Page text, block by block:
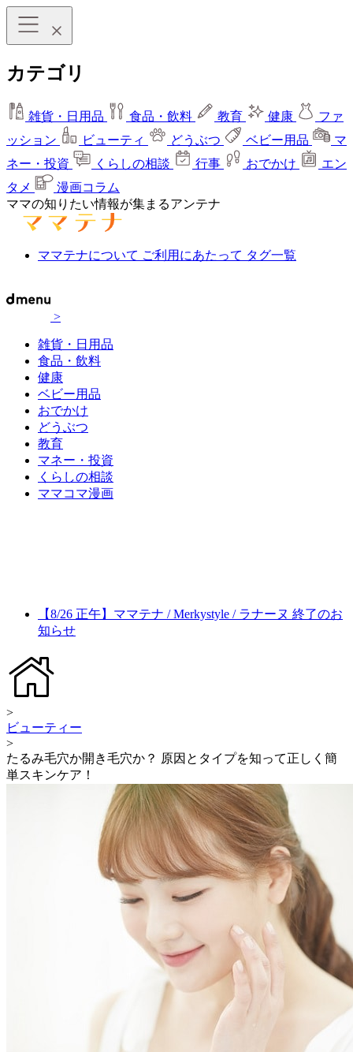
カテゴリ
雑貨・日用品 食品・飲料 教育 健康
ファ
ッション
ビューティ どうぶつ ベビー用品
マ
ネー・投資
くらしの相談 行事 おでかけ
エン
タメ
漫画コラム
ママの知りたい情報が集まるアンテナ
ママテナについて ご利用にあたって タグ一覧
>
雑貨・日用品
食品・飲料
健康
ベビー用品
おでかけ
どうぶつ
教育
マネー・投資
くらしの相談
ママコマ漫画
【8/26 正午】ママテナ / Merkystyle / ラナーヌ 終了のお
知らせ
>
ビューティー
>
たるみ毛穴か開き毛穴か？ 原因とタイプを知って正しく簡
単スキンケア！